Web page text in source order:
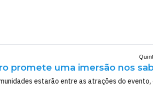
promete uma imersão nos
estarão entre as atrações do